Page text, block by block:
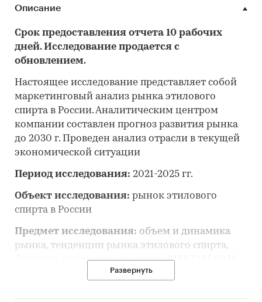
Описание
Срок предоставления отчета 10 рабочих
дней. Исследование продается с
обновлением.
Настоящее исследование представляет собой
маркетинговый анализ рынка этилового
спирта в России. Аналитическим центром
компании составлен прогноз развития рынка
до 2030 г. Проведен анализ отрасли в текущей
экономической ситуации
Период исследования: 2021-2025 гг.
Объект исследования: рынок этилового
спирта в России
Предмет исследования: объем и динамика
рынка, тенденции рынка этилового спирта,
факторы, влияющие на рынок, PAM-TAM-SAM
рынка, основные конкуренты, потребители,
Развернуть